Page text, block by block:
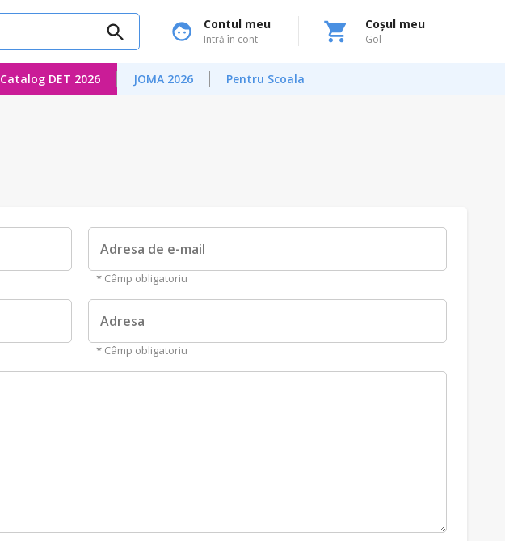
Contul meu
Intră în cont
Coșul meu
Gol
Catalog DET 2026 JOMA 2026 Pentru Scoala
Adresa de e-mail
* Câmp obligatoriu
Adresa
* Câmp obligatoriu